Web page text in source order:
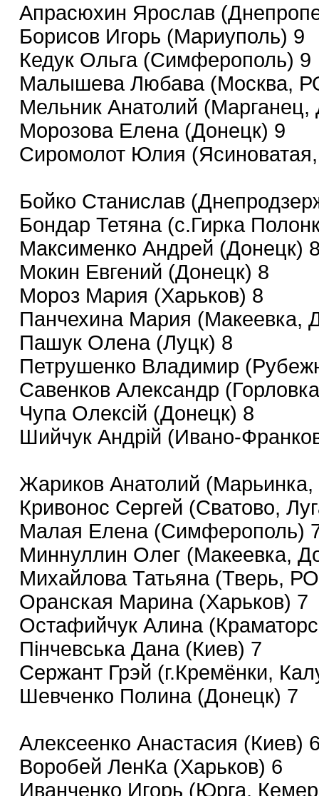
Апрасюхин Ярослав
Борисов Игорь (Мариуполь) 9
Кедук Ольга (Симферополь) 9
Малышева Любава (Москва,
Мельник Анатолий (Марганец,
Морозова Елена (Донецк) 9
Сиромолот Юлия
Бойко Станислав
Бондар Тетяна (с.Гирка
Максименко Андрей (Донецк)
Мокин Евгений (Донецк) 8
Мороз Мария (Харьков) 8
Панчехина Мария (Макеевка,
Пашук Олена (Луцк) 8
Петрушенко Владимир
Савенков Александр
Чупа Олексій (Донецк) 8
Шийчук Андрій (Ивано-
Жариков Анатолий
Кривонос Сергей (Сватово,
Малая Елена (Симферополь)
Миннуллин Олег (Макеевка,
Михайлова Татьяна (Тверь,
Оранская Марина (Харьков) 7
Остафийчук Алина
Пінчевська Дана (Киев) 7
Сержант Грэй (г.Кремёнки,
Шевченко Полина (Донецк) 7
Алексеенко Анастасия (Киев)
Воробей ЛенКа (Харьков) 6
Иванченко Игорь (Юрга,